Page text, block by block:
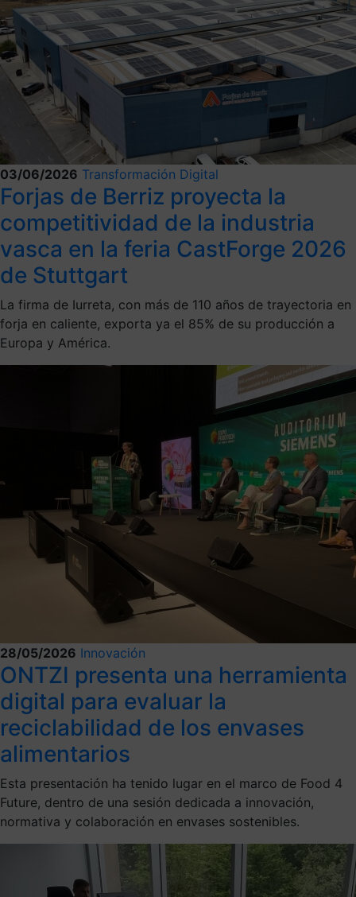
03/06/2026 Transformación Digital
Forjas de Berriz proyecta la
competitividad de la industria
vasca en la feria CastForge 2026
de Stuttgart
La firma de Iurreta, con más de 110 años de trayectoria en
forja en caliente, exporta ya el 85% de su producción a
Europa y América.
28/05/2026 Innovación
ONTZI presenta una herramienta
digital para evaluar la
reciclabilidad de los envases
alimentarios
Esta presentación ha tenido lugar en el marco de Food 4
Future, dentro de una sesión dedicada a innovación,
normativa y colaboración en envases sostenibles.